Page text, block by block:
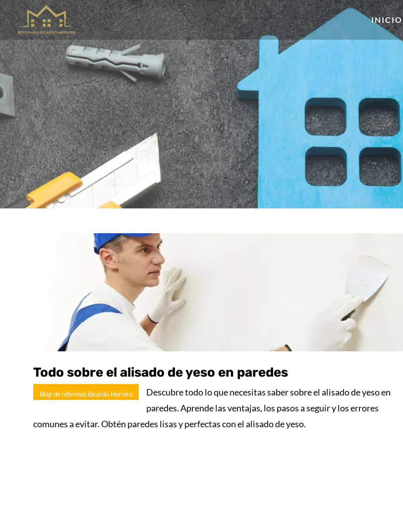
INICIO
Todo sobre el alisado de yeso en paredes
Blog de reformas Ricardo Herrera
Descubre todo lo que necesitas saber sobre el alisado de yeso en
paredes. Aprende las ventajas, los pasos a seguir y los errores
comunes a evitar. Obtén paredes lisas y perfectas con el alisado de yeso.